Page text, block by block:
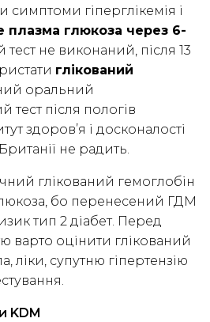
гіперглікемія і
плазма глюкоза через 6-
не виконаний, після 13
глікований
оральний
тест після пологів
здоров’я і досконалості
не радить.
глікований гемоглобін
бо перенесений ГДМ
тип 2 діабет. Перед
варто оцінити глікований
ліки, супутню гіпертензію
KDM